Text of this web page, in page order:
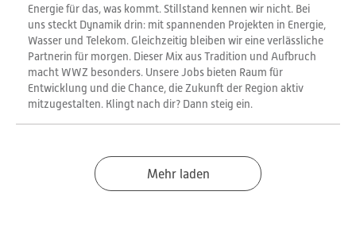
Energie für das, was kommt. Stillstand kennen wir nicht. Bei
uns steckt Dynamik drin: mit spannenden Projekten in Energie,
Wasser und Telekom. Gleichzeitig bleiben wir eine verlässliche
Partnerin für morgen. Dieser Mix aus Tradition und Aufbruch
macht WWZ besonders. Unsere Jobs bieten Raum für
Entwicklung und die Chance, die Zukunft der Region aktiv
mitzugestalten. Klingt nach dir? Dann steig ein.
Mehr laden